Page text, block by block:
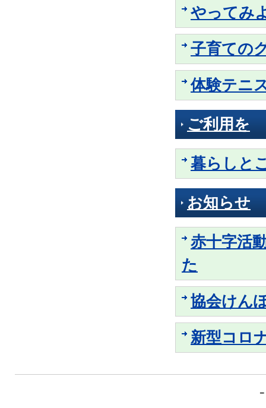
やってみ
子育ての
体験テニ
ご利用を
暮らしと
お知らせ
赤十字活
た
協会けん
新型コロ